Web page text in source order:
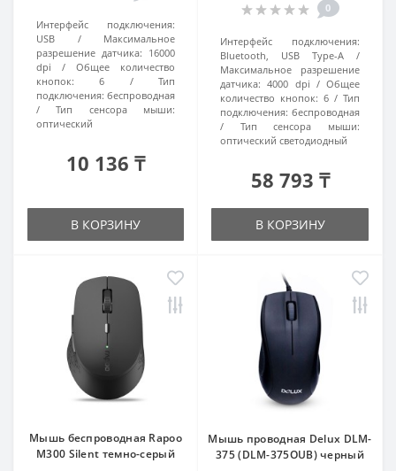
Интерфейс подключения:
USB
Максимальное
разрешение датчика: 16000
dpi
Общее количество
кнопок:
6
Тип
подключения: беспроводная
Тип сенсора мыши:
оптический
10 136 ₸
В КОРЗИНУ
0
Интерфейс подключения:
Bluetooth, USB Type-A
Максимальное разрешение
датчика: 4000 dpi
Общее
количество кнопок: 6
Тип
подключения: беспроводная
Тип сенсора мыши:
оптический светодиодный
58 793 ₸
В КОРЗИНУ
Мышь беспроводная Rapoo
M300 Silent темно-серый
Мышь проводная Delux DLM-
375 (DLM-375OUB) черный